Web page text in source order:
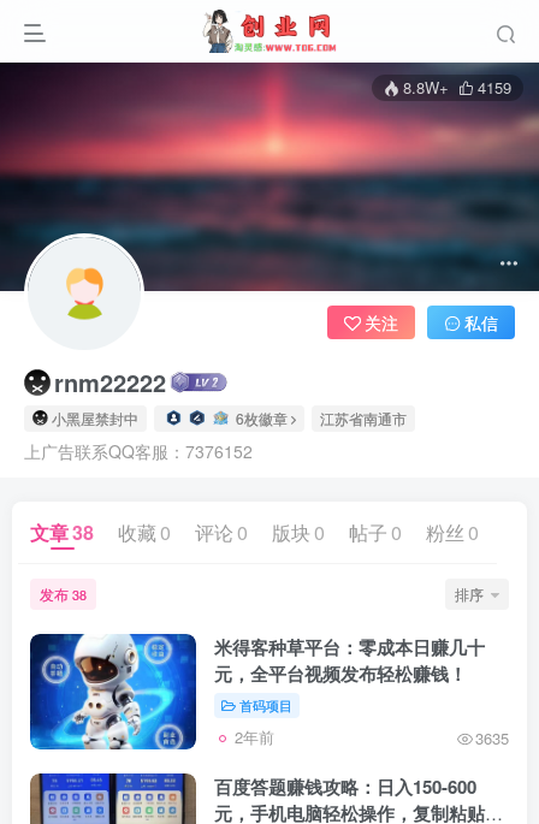
8.8W+ 4159
rnm22222
小黑屋禁封中 6枚徽章 江苏省南通市
上广告联系QQ客服：7376152
关注 私信
文章38 收藏 0 评论 0 版块 0 帖子 0 粉丝 0
发布 38 排序
米得客种草平台：零成本日赚几十
元，全平台视频发布轻松赚钱！
首码项目
2年前 3635
百度答题赚钱攻略：日入150-600
元，手机电脑轻松操作，复制粘贴即